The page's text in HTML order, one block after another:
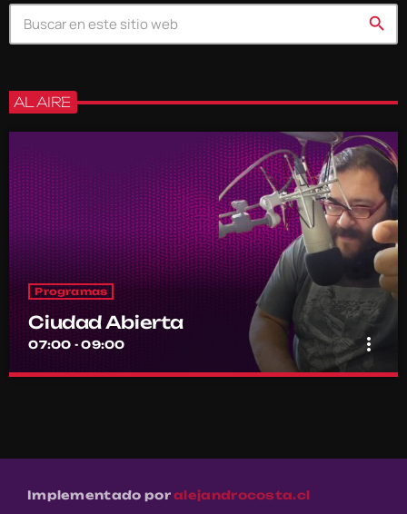
search
AL AIRE
Programas
Ciudad Abierta
07:00 - 09:00 more_vert
El punto de encuentro diario de la comunidad Ritoquera
Implementado poralejandrocosta.cl